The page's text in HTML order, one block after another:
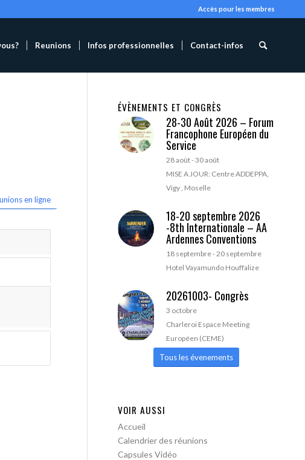
Accès pour les membres
Reunions Infos professionnelles Contact-infos
en ligne
ÉVÈNEMENTS ET CONGRÈS
28-30 Août 2026 – Forum
Francophone Européen du
Service
28 août-30 août
MISE A JOUR: Centre ADDEPPA,
Vigy , Moselle
18-20 septembre 2026
-8th Internationale – AA
Ardennes Conventions
18 septembre-20 septembre
Hotel Vayamundo Houffalize
20261003- Congrès
3 octobre
Charleroi Espace Meeting
Européen (CEME)
Tous les évenements
VOIR AUSSI
Accueil
Calendrier des réunions
Capsules Vidéo